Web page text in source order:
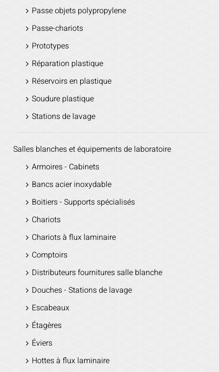
Passe objets polypropylene
Passe-chariots
Prototypes
Réparation plastique
Réservoirs en plastique
Soudure plastique
Stations de lavage
Salles blanches et équipements de laboratoire
Armoires - Cabinets
Bancs acier inoxydable
Boitiers - Supports spécialisés
Chariots
Chariots à flux laminaire
Comptoirs
Distributeurs fournitures salle blanche
Douches - Stations de lavage
Escabeaux
Étagères
Éviers
Hottes à flux laminaire